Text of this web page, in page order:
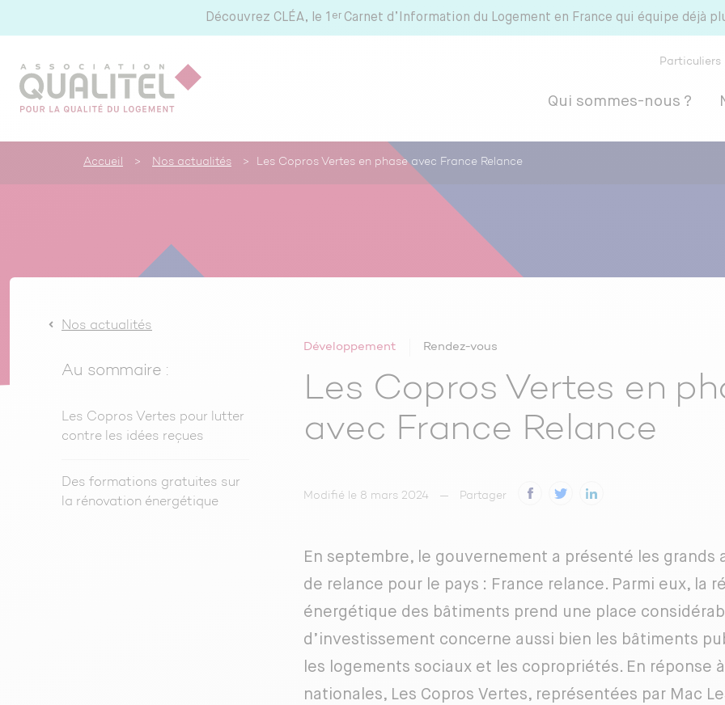
Découvrez CLÉA, le 1 er Carnet d’Information du Logement en France qui équipe déjà
Particuliers
Qui sommes-nous ?
Accueil > Nos actualités > Les Copros Vertes en phase avec France Relance
Nos actualités
Au sommaire :
Les Copros Vertes pour lutter
contre les idées reçues
Des formations gratuites sur
la rénovation énergétique
Développement Rendez-vous
Les Copros Vertes en
avec France Relance
Modifié le 8 mars 2024 Partager
En septembre, le gouvernement a présenté les grands
de relance pour le pays : France relance. Parmi eux, la
énergétique des bâtiments prend une place
d’investissement concerne aussi bien les bâtiments
les logements sociaux et les copropriétés. En réponse
nationales, Les Copros Vertes, représentées par Mac